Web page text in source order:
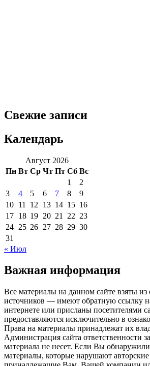
Свежие записи
Календарь
Август 2026
Пн Вт Ср Чт Пт Сб Вс
1
2
3
4 5 6 7 8
9
10 11 12 13 14 15 16
17 18 19 20 21 22 23
24 25 26 27 28 29 30
31
« Июл
Важная информация
Все материалы на данном сайте взяты
источников — имеют обратную ссылку
интернете или присланы посетителями
предоставляются исключительно в
Права на материалы принадлежат их
Администрация сайта ответственности
материала не несет. Если Вы
материалы, которые нарушают авторские